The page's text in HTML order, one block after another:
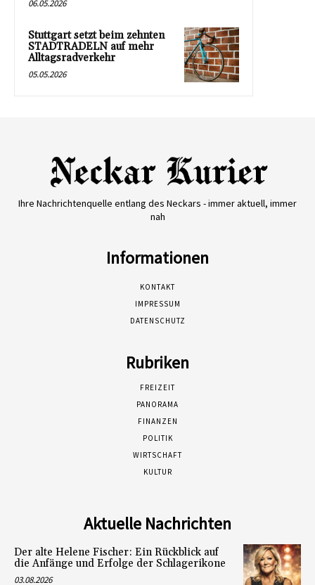
06.05.2026
Stuttgart setzt beim zehnten
STADTRADELN auf mehr
Alltagsradverkehr
05.05.2026
Ihre Nachrichtenquelle entlang des Neckars - immer aktuell, immer
nah
Informationen
KONTAKT
IMPRESSUM
DATENSCHUTZ
Rubriken
FREIZEIT
PANORAMA
FINANZEN
POLITIK
WIRTSCHAFT
KULTUR
Aktuelle Nachrichten
Der alte Helene Fischer: Ein Rückblick auf
die Anfänge und Erfolge der Schlagerikone
03.08.2026